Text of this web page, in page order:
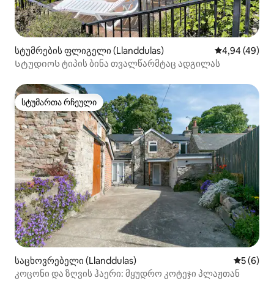
სტუმრების ფლიგელი (Llanddulas) საშუალო
4,94 (49)
Სტუდიოს ტიპის ბინა თვალწარმტაც ადგილას
სტუმართა რჩეული
სტუმართა რჩეული
საცხოვრებელი (Llanddulas) საშუალო
5 (6)
კოცონი და ზღვის ჰაერი: მყუდრო კოტეჯი პლაჟთან